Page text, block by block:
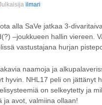
ilmari
alla SaVe jatkaa 3-
–joukkueen hallin viereen.
vastustajana hurjan
naamoja ja
hyvin. NHL17 peli on jättänyt
on selkeytetty ja
ja avot, valmiina ollaan!